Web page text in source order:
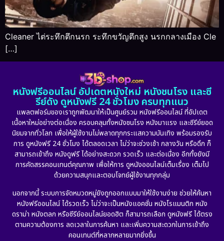
Cleaner ไต่ระทึกตึกนรก ระทึกขวัญตึกสูง นรกกลางเมือง Cle
[…]
หนังฟรีออนไลน์ อัปเดตหนังใหม่ หนังชนโรง และซี
รีย์ดัง ดูหนังฟรี 24 ชั่วโมง ครบทุกแนว
แพลตฟอร์มของเราถูกพัฒนาให้เป็นศูนย์รวม หนังฟรีออนไลน์ ที่อัปเดต
เนื้อหาใหม่อย่างต่อเนื่อง ครอบคลุมทั้งหนังชนโรง หนังมาแรง และซีรีย์ยอด
นิยมจากทั่วโลก เพื่อให้ผู้ใช้งานไม่พลาดทุกกระแสความบันเทิง พร้อมรองรับ
การ ดูหนังฟรี 24 ชั่วโมง ได้ตลอดเวลา ไม่ว่าจะช่วงเช้า กลางวัน หรือดึก ก็
สามารถเข้าถึง หนังดูฟรี ได้อย่างสะดวก รวดเร็ว และต่อเนื่อง อีกทั้งยังมี
การคัดสรรคอนเทนต์คุณภาพ เพื่อให้การ ดูหนังออนไลน์เต็มเรื่อง เต็มไป
ด้วยความสนุกและตอบโจทย์ผู้ใช้งานทุกกลุ่ม
นอกจากนี้ ระบบการจัดหมวดหมู่ยังถูกออกแบบมาให้ใช้งานง่าย ช่วยให้ค้นหา
หนังฟรีออนไลน์ ได้รวดเร็ว ไม่ว่าจะเป็นหนังแอคชั่น หนังโรแมนติก หนัง
ดราม่า หนังตลก หรือซีรีย์ออนไลน์ยอดฮิต ก็สามารถเลือก ดูหนังฟรี ได้ตรง
ตามความต้องการ ลดเวลาในการค้นหา และเพิ่มความสะดวกในการเข้าถึง
คอนเทนต์ที่หลากหลายมากยิ่งขึ้น